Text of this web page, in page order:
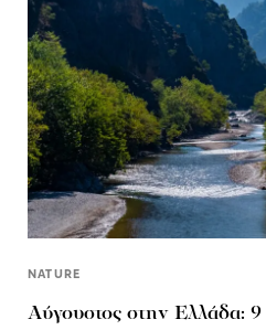
NATURE
Αύγουστος στην Ελλάδα: 9